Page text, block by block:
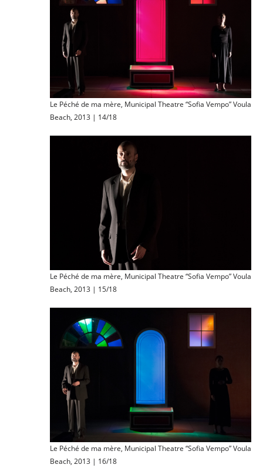
Le Péché de ma mère, Municipal Theatre “Sofia Vempo” Voula
Beach, 2013 | 14/18
Le Péché de ma mère, Municipal Theatre “Sofia Vempo” Voula
Beach, 2013 | 15/18
Le Péché de ma mère, Municipal Theatre “Sofia Vempo” Voula
Beach, 2013 | 16/18